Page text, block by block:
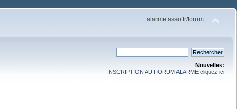
alarme.asso.fr/forum
Nouvelles:
INSCRIPTION AU FORUM ALARME cliquez ici